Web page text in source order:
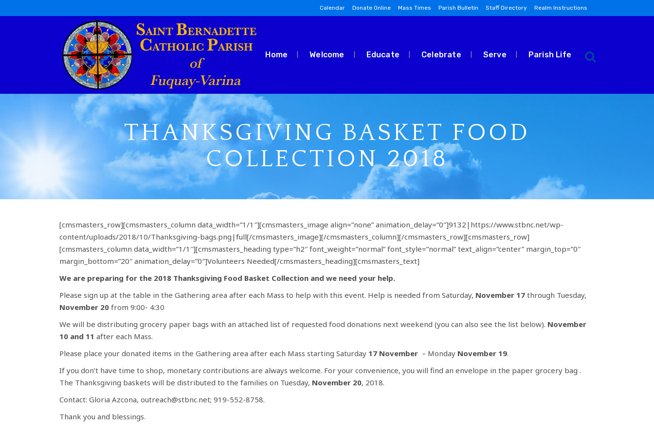
Calendar Donate Online Mass Times Parish Bulletin Staff Directory Realm Instructions
Home Welcome Educate Celebrate Serve Parish Life
THANKSGIVING BASKET FOOD
COLLECTION 2018
[cmsmasters_row][cmsmasters_column data_width=”1/1″][cmsmasters_image align=”none” animation_delay=”0″]9132|https://www.stbnc.net/wp-
content/uploads/2018/10/Thanksgiving-bags.png|full[/cmsmasters_image][/cmsmasters_column][/cmsmasters_row][cmsmasters_row]
[cmsmasters_column data_width=”1/1″][cmsmasters_heading type=”h2″ font_weight=”normal” font_style=”normal” text_align=”center” margin_top=”0″
margin_bottom=”20″ animation_delay=”0″]Volunteers Needed[/cmsmasters_heading][cmsmasters_text]
We are preparing for the 2018 Thanksgiving Food Basket Collection and we need your help.
Please sign up at the table in the Gathering area after each Mass to help with this event. Help is needed from Saturday, November 17 through Tuesday,
November 20 from 9:00- 4:30
We will be distributing grocery paper bags with an attached list of requested food donations next weekend (you can also see the list below). November
10 and 11 after each Mass.
Please place your donated items in the Gathering area after each Mass starting Saturday 17 November – Monday November 19.
If you don’t have time to shop, monetary contributions are always welcome. For your convenience, you will find an envelope in the paper grocery bag .
The Thanksgiving baskets will be distributed to the families on Tuesday, November 20, 2018.
Contact: Gloria Azcona, outreach@stbnc.net; 919-552-8758.
Thank you and blessings.